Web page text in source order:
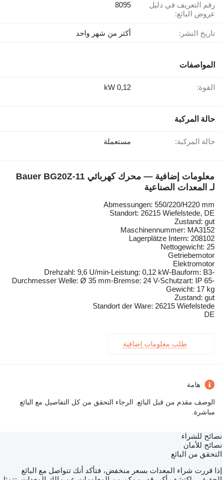
رقم التعريف في دليل
عروض البائع:
8095
تاريخ النشر: أكثر من شهر واحد
المواصفات
القوة: 0,12 kW
حالة المركبة
حالة المركبة: مستعملة
معلومات إضافية — محرك كهربائي Bauer BG20Z-11
لـ المعدات الصناعية
Abmessungen: 550/220/H220 mm
Standort: 26215 Wiefelstede, DE
Zustand: gut
Maschinennummer: MA3152
Lagerplätze Intern: 208102
Nettogewicht: 25
Getriebemotor
Elektromotor
Drehzahl: 9,6 U/min-Leistung: 0,12 kW-Bauform: B3-
Durchmesser Welle: Ø 35 mm-Bremse: 24 V-Schutzart: IP 65-
Gewicht: 17 kg
Zustand: gut
Standort der Ware: 26215 Wiefelstede
DE
طلب معلومات إضافية
هامة
الوصف مقدم من قبل البائع. الرجاء التحقق من كل التفاصيل مع البائع
مباشرة.
نصائح للشراء
نصائح للأمان
التحقق من البائع
إذا قررت شراء المعدات بسعر منخفض، فتأكد أنك تتواصل مع البائع